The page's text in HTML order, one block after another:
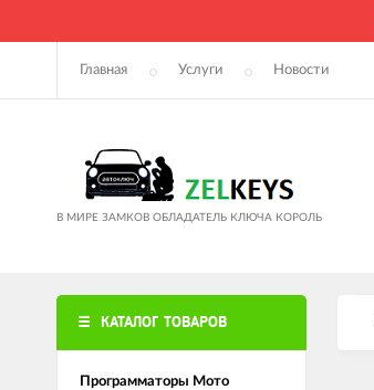
Главная Услуги Новости
В МИРЕ ЗАМКОВ ОБЛАДАТЕЛЬ КЛЮЧА КОРОЛЬ
КАТАЛОГ ТОВАРОВ
Программаторы Мото